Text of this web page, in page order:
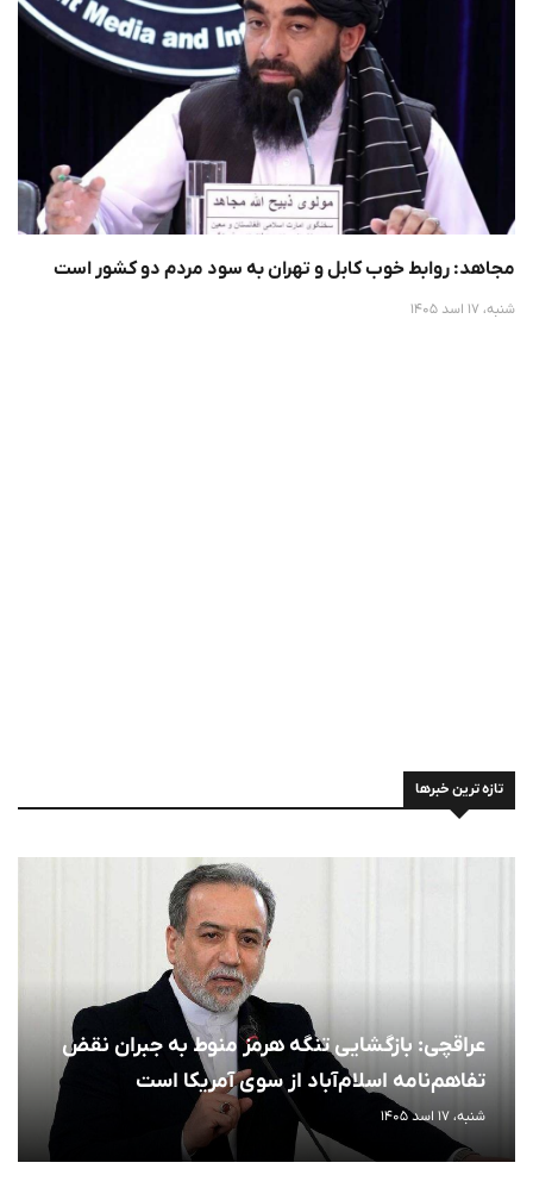
مجاهد: روابط خوب کابل و تهران به سود مردم دو کشور است
شنبه، 17 اسد 1405
تازه ترین خبرها
عراقچی: بازگشایی تنگه هرمز منوط به جبران نقض
تفاهم‌نامه اسلام‌آباد از سوی آمریکا است
شنبه، 17 اسد 1405